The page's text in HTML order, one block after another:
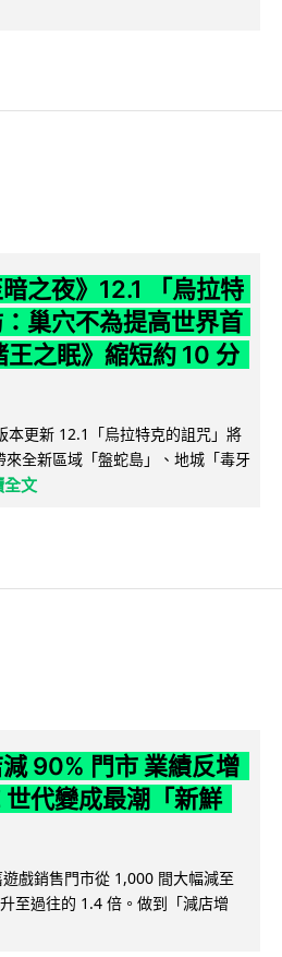
之夜》12.1 「烏拉特
巢穴不為提高世界首
王之眠》縮短約 10 分
本更新 12.1「烏拉特克的詛咒」將
全新區域「盤蛇島」、地城「毒牙
全文
90% 門市 業績反增
世代變成最潮「新鮮
戲銷售門市從 1,000 間大幅減至
至過往的 1.4 倍。做到「減店增